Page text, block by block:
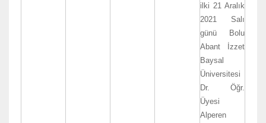
ilki 21 Aralık
2021 Salı
günü Bolu
Abant İzzet
Baysal
Üniversitesi
Dr. Öğr.
Üyesi
Alperen